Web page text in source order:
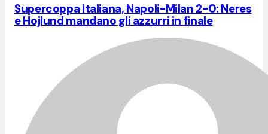
Supercoppa Italiana, Napoli-Milan 2-0: Neres
e Hojlund mandano gli azzurri in finale